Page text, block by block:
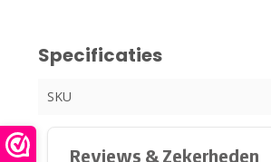
Specificaties
SKU